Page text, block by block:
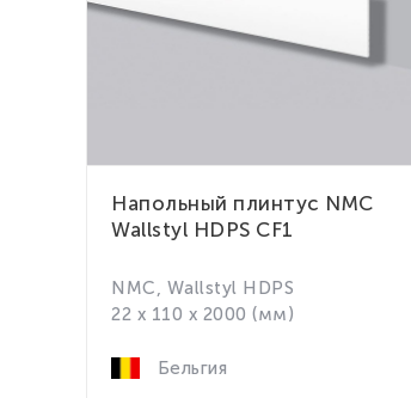
Напольный плинтус NMC
Wallstyl HDPS CF1
NMC, Wallstyl HDPS
22 x 110 x 2000 (мм)
Бельгия